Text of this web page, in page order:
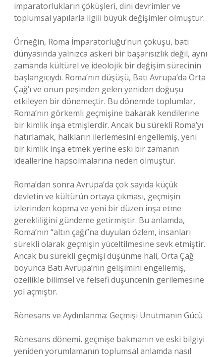
imparatorlukların çöküşleri, dini devrimler ve
toplumsal yapılarla ilgili büyük değişimler olmuştur.
Örneğin, Roma İmparatorluğu’nun çöküşü, batı
dünyasında yalnızca askeri bir başarısızlık değil, aynı
zamanda kültürel ve ideolojik bir değişim sürecinin
başlangıcıydı. Roma’nın düşüşü, Batı Avrupa’da Orta
Çağ’ı ve onun peşinden gelen yeniden doğuşu
etkileyen bir dönemeçtir. Bu dönemde toplumlar,
Roma’nın görkemli geçmişine bakarak kendilerine
bir kimlik inşa etmişlerdir. Ancak bu sürekli Roma’yı
hatırlamak, halkların ilerlemesini engellemiş, yeni
bir kimlik inşa etmek yerine eski bir zamanın
ideallerine hapsolmalarına neden olmuştur.
Roma’dan sonra Avrupa’da çok sayıda küçük
devletin ve kültürün ortaya çıkması, geçmişin
izlerinden kopma ve yeni bir düzen inşa etme
gerekliliğini gündeme getirmiştir. Bu anlamda,
Roma’nın “altın çağı”na duyulan özlem, insanları
sürekli olarak geçmişin yüceltilmesine sevk etmiştir.
Ancak bu sürekli geçmişi düşünme hali, Orta Çağ
boyunca Batı Avrupa’nın gelişimini engellemiş,
özellikle bilimsel ve felsefi düşüncenin gerilemesine
yol açmıştır.
Rönesans ve Aydınlanma: Geçmişi Unutmanın Gücü
Rönesans dönemi, geçmişe bakmanın ve eski bilgiyi
yeniden yorumlamanın toplumsal anlamda nasıl